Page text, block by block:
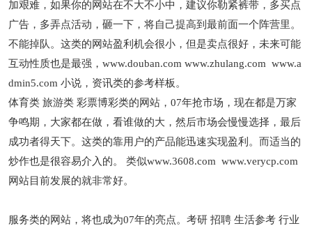
加艰难，如果你的网站在不大不小中，建议你勒紧裤带，多买点
广告，多弄点活动，砸一下，将自己提高到最前面一个阵营里。
不能掉队。这类的网站盈利机会很小，但是卖点很好，未来可能
互动性质也是最强，www.douban.com www.zhulang.com www.a
dmin5.com 小说，资讯类的参考样板。
体育类 旅游类 彩票博彩类的网站，07年抢市场，现在都是万家
争鸣期，大家都在做，看谁做的大，然后市场会慢慢选择，最后
成功者得天下。这类的靠用户的产品能迅速实现盈利。而适当的
炒作也是很容易介入的。 类似www.3608.com www.verycp.com
网站目前发展的就非常好。
服务类的网站，将也成为07年的亮点。考研 招聘 生活参考 行业